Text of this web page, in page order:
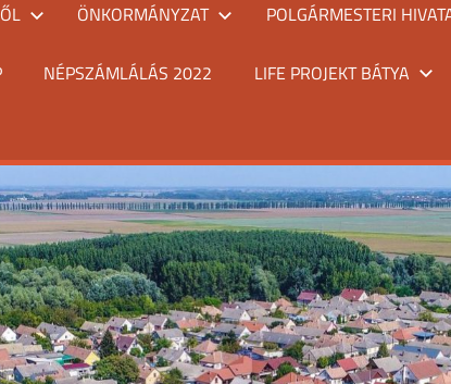
ÖNKORMÁNYZAT POLGÁRMESTERI
NÉPSZÁMLÁLÁS 2022 LIFE PROJEKT BÁTYA